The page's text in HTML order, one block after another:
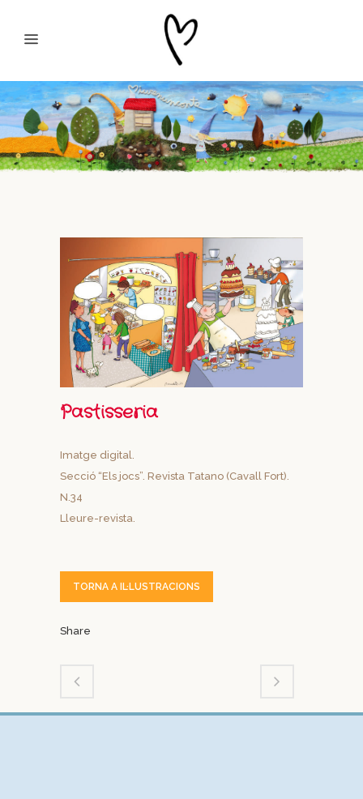
Pastisseria
Imatge digital.
Secció “Els jocs”. Revista Tatano (Cavall Fort).
N.34
Lleure-revista.
TORNA A IL·LUSTRACIONS
Share